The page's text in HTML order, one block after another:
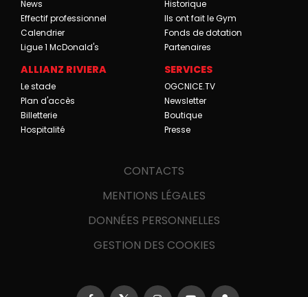
News
Effectif professionnel
Calendrier
Ligue 1 McDonald's
Historique
Ils ont fait le Gym
Fonds de dotation
Partenaires
ALLIANZ RIVIERA
Le stade
Plan d'accès
Billetterie
Hospitalité
SERVICES
OGCNICE.TV
Newsletter
Boutique
Presse
CONTACTS
MENTIONS LÉGALES
DONNÉES PERSONNELLES
GESTION DES COOKIES